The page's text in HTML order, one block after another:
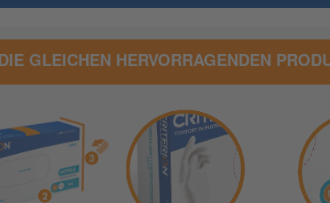
DIE GLEICHEN HERVORRAGENDEN